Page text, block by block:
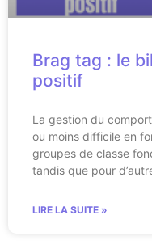
Brag tag : le
positif
La gestion du
ou moins difficile en
groupes de classe
tandis que pour
LIRE LA SUITE »